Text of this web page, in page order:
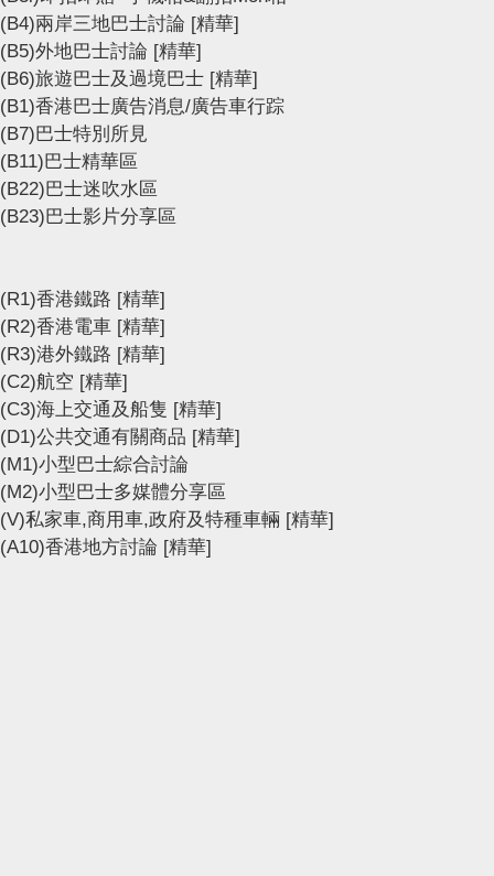
(B4)兩岸三地巴士討論 [精華]
(B5)外地巴士討論 [精華]
(B6)旅遊巴士及過境巴士 [精華]
(B1)香港巴士廣告消息/廣告車行踪
(B7)巴士特別所見
(B11)巴士精華區
(B22)巴士迷吹水區
(B23)巴士影片分享區
(R1)香港鐵路 [精華]
(R2)香港電車 [精華]
(R3)港外鐵路 [精華]
(C2)航空 [精華]
(C3)海上交通及船隻 [精華]
(D1)公共交通有關商品 [精華]
(M1)小型巴士綜合討論
(M2)小型巴士多媒體分享區
(V)私家車,商用車,政府及特種車輛 [精華]
(A10)香港地方討論 [精華]